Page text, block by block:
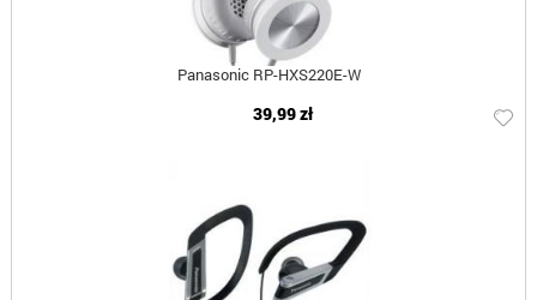
Panasonic RP-HXS220E-W
39,99 zł